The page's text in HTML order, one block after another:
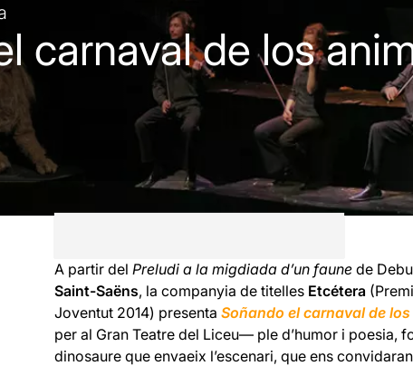
carnaval de los
A partir del Preludi a la migdiada d’un faunede
Saint-Saëns, la companyia de titelles Etcétera
Joventut 2014) presenta Soñando el carnaval de
per al Gran Teatre del Liceu— ple d’humor i poesia,
dinosaure que envaeix l’escenari, que ens